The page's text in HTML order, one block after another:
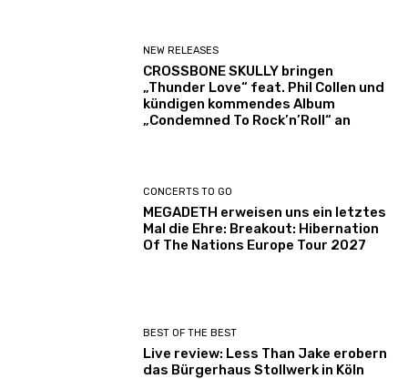
NEW RELEASES
CROSSBONE SKULLY bringen
„Thunder Love“ feat. Phil Collen und
kündigen kommendes Album
„Condemned To Rock’n’Roll“ an
CONCERTS TO GO
MEGADETH erweisen uns ein letztes
Mal die Ehre: Breakout: Hibernation
Of The Nations Europe Tour 2027
BEST OF THE BEST
Live review: Less Than Jake erobern
das Bürgerhaus Stollwerk in Köln